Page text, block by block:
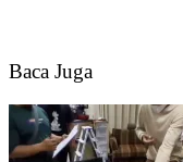
Baca Juga